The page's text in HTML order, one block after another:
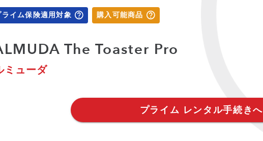
ライム保険適用対象 購入可能商品
The Toaster Pro
ミューダ
プライム レンタル手続きへ